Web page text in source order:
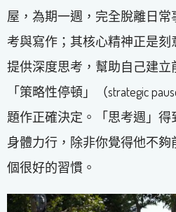
屋，為期一週，完全脫離日
考與寫作；其核心精神正是刻
提供深度思考，幫助自己建立
「策略性停頓」（strategic
題作正確決定。「思考週」
身體力行，除非你覺得他不
個很好的習慣。